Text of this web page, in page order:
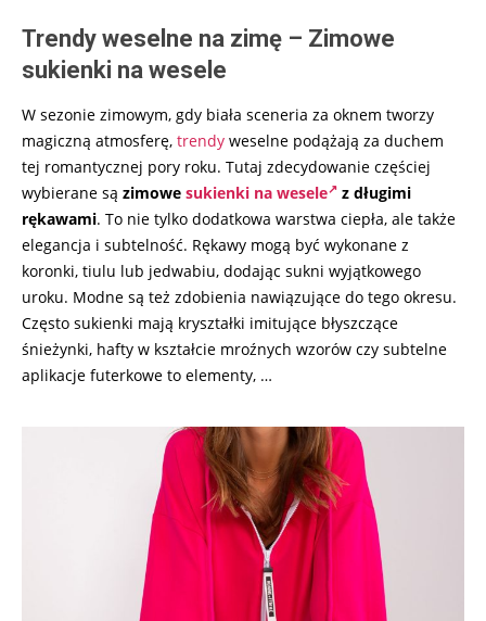
Trendy weselne na zimę – Zimowe
sukienki na wesele
W sezonie zimowym, gdy biała sceneria za oknem tworzy
magiczną atmosferę, trendy weselne podążają za duchem
tej romantycznej pory roku. Tutaj zdecydowanie częściej
wybierane są zimowe sukienki na wesele
z długimi
rękawami. To nie tylko dodatkowa warstwa ciepła, ale także
elegancja i subtelność. Rękawy mogą być wykonane z
koronki, tiulu lub jedwabiu, dodając sukni wyjątkowego
uroku. Modne są też zdobienia nawiązujące do tego okresu.
Często sukienki mają kryształki imitujące błyszczące
śnieżynki, hafty w kształcie mroźnych wzorów czy subtelne
aplikacje futerkowe to elementy, …